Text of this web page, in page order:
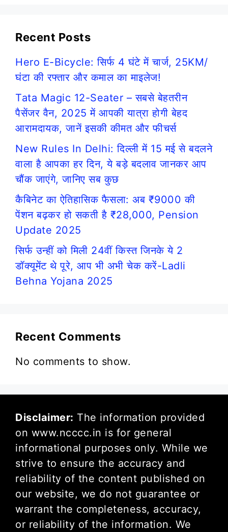
Recent Posts
Hero E-Bicycle: सिर्फ 4 घंटे में चार्ज, 25KM/
घंटा की रफ्तार और कमाल का माइलेज!
Tata Magic 12-Seater – सबसे बेहतरीन
पैसेंजर वैन, 2025 में आपकी यात्रा होगी बेहद
आरामदायक, जानें इसकी कीमत और फीचर्स
New Rules In Delhi: दिल्ली में 15 मई से बदलने
वाला है आपका हर दिन, ये बड़े बदलाव जानकर आप
चौंक जाएंगे, जानिए सब कुछ
कैबिनेट का ऐतिहासिक फैसला: अब ₹9000 की
पेंशन बढ़कर हो सकती है ₹28,000, Pension
Update 2025
सिर्फ उन्हीं को मिली 24वीं किस्त जिनके ये 2
डॉक्यूमेंट थे पूरे, आप भी अभी चेक करें-Ladli
Behna Yojana 2025
Recent Comments
No comments to show.
Disclaimer: The information provided
on www.ncccc.in is for general
informational purposes only. While we
strive to ensure the accuracy and
reliability of the content published on
our website, we do not guarantee or
warrant the completeness, accuracy,
or reliability of the information. We